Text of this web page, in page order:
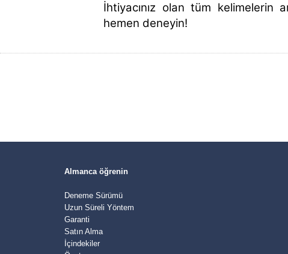
İhtiyacınız olan tüm kelimelerin
hemen deneyin!
Almanca öğrenin
Deneme Sürümü
Uzun Süreli Yöntem
Garanti
Satın Alma
İçindekiler